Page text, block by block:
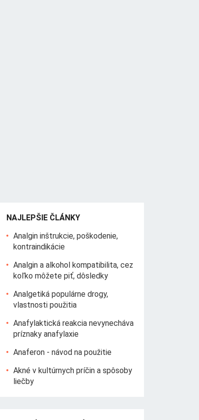
NAJLEPŠIE ČLÁNKY
Analgin inštrukcie, poškodenie,
kontraindikácie
Analgin a alkohol kompatibilita, cez
koľko môžete piť, dôsledky
Analgetiká populárne drogy,
vlastnosti použitia
Anafylaktická reakcia nevynecháva
príznaky anafylaxie
Anaferon - návod na použitie
Akné v kultúrnych príčin a spôsoby
liečby